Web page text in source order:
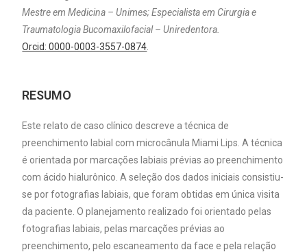
Mestre em Medicina – Unimes; Especialista em Cirurgia e
Traumatologia Bucomaxilofacial – Uniredentora.
Orcid: 0000-0003-3557-0874
RESUMO
Este relato de caso clínico descreve a técnica de
preenchimento labial com microcânula Miami Lips. A técnica
é orientada por marcações labiais prévias ao preenchimento
com ácido hialurônico. A seleção dos dados iniciais consistiu-
se por fotografias labiais, que foram obtidas em única visita
da paciente. O planejamento realizado foi orientado pelas
fotografias labiais, pelas marcações prévias ao
preenchimento, pelo escaneamento da face e pela relação